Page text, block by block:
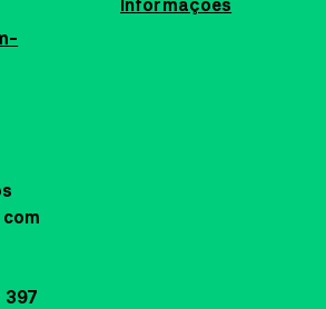
de cores, formas e texturas escondidas à
A partir de um percurso de
21:30
& PÓLO
397
Informações